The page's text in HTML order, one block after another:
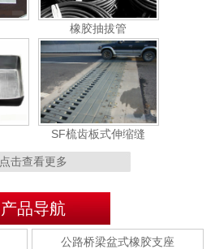
橡胶抽拔管
SF梳齿板式伸缩缝
MZL120型
点击查看更多
产品导航
公路桥梁盆式橡胶支座